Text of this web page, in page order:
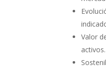
Valor
activos.